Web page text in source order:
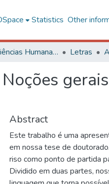
Statistics Other
Centro de Ciências Humanas, Letras e Artes Letras
Abstract
Este trabalho é uma
em nossa tese de
riso como ponto de partida
Dividido em duas partes,